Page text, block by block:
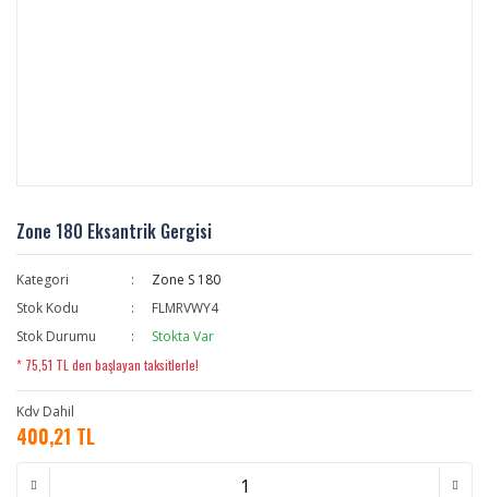
Zone 180 Eksantrik Gergisi
Kategori
Zone S 180
Stok Kodu
FLMRVWY4
Stok Durumu
Stokta Var
* 75,51 TL den başlayan taksitlerle!
Kdv Dahil
400,21 TL